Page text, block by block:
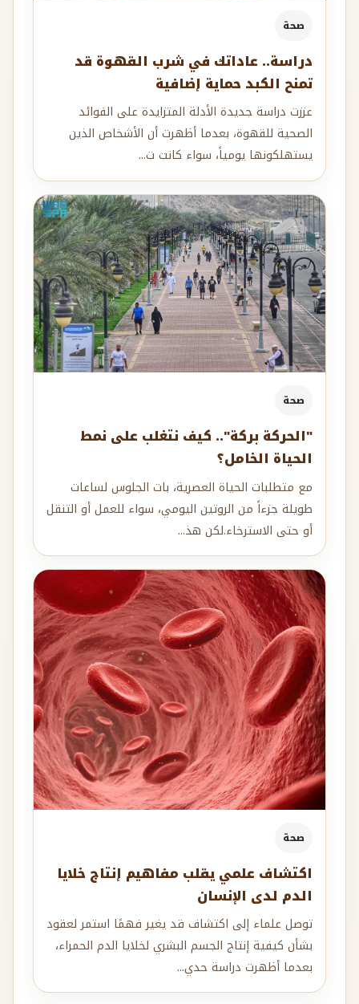
صحة
دراسة.. عاداتك في شرب القهوة قد
تمنح الكبد حماية إضافية
عززت دراسة جديدة الأدلة المتزايدة على الفوائد
الصحية للقهوة، بعدما أظهرت أن الأشخاص الذين
يستهلكونها يومياً، سواء كانت ت...
صحة
"الحركة بركة".. كيف نتغلب على نمط
الحياة الخامل؟
مع متطلبات الحياة العصرية، بات الجلوس لساعات
طويلة جزءاً من الروتين اليومي، سواء للعمل أو التنقل
أو حتى الاسترخاء.لكن هذ...
صحة
اكتشاف علمي يقلب مفاهيم إنتاج خلايا
الدم لدى الإنسان
توصل علماء إلى اكتشاف قد يغير فهمًا استمر لعقود
بشأن كيفية إنتاج الجسم البشري لخلايا الدم الحمراء،
بعدما أظهرت دراسة حدي...